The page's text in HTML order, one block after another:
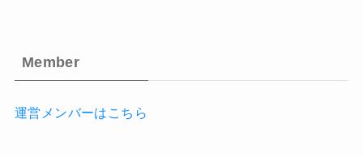
Member
運営メンバーはこちら